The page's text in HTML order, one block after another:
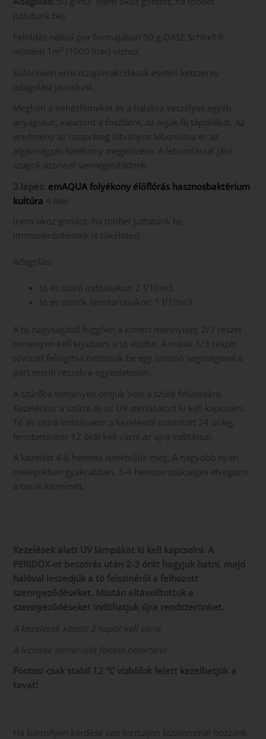
juttatunk be)
Feloldás nélkül por formájában 50 g OASE SchlixX®
minden 1m³ (1000 liter) vízhez.
Különösen erős iszaplerakódások esetén kétszeres
adagolást javaslunk.
Megköti a nehézfémeket és a halakra veszélyes egyéb
anyagokat, valamint a foszfátot, az algák fő táplálékát. Az
eredmény az iszapréteg látványos lebomlása és az
algavirágzás hatékony megelőzése. A lebomlással járó
szagok azonnal semlegesítődnek.
3.lépés: emAQUA folyékony élőflórás hasznosbaktérium
kultúra 4 liter
(nem okoz gondot, ha többet juttatunk be,
immunerősítésnek is tökéletes)
Adagolás:
tó és szűrő indításakor: 2 l/10m3
tó és szűrők fenntartásakor: 1 l/10m3
A tó nagyságától függően a kimért mennyiség 2/3 részét
töményen kell kijuttatni a tó vizébe. A másik 1/3 részét
tóvízzel felhígítva öntözzük be egy locsoló segítségével a
part menti részekre egyenletesen.
A szűrőbe töményen öntjük bele a szűrő felületekre.
Kezeléskor a szűrőt és az UV sterilizátort ki kell kapcsolni.
Tó és szűrő indításakor a kezeléstől számított 24 óráig,
fenntartáskor 12 órát kell várni az újra indítással.
A kezelést 4-6 hetente ismételjük meg. A nagyobb nyári
melegekben gyakrabban, 3-4 hetente szükséges elvégezni
a tavak kezelését.
Kezelések alatt UV lámpákat ki kell kapcsolni. A
PERIDOX-ot beszórás után 2-3 órát hagyjuk hatni, majd
hálóval leszedjük a tó felszínéről a felhozott
szennyeződéseket. Miután eltávolítottuk a
szennyeződéseket indíthatjuk újra rendszerünket.
A kezelések között 2 napot kell várni.
A lépések sorrendjét fontos betartani!
Fontos: csak stabil 12 °C vízhőfok felett kezelhetjük a
tavat!
Ha bármilyen kérdése van forduljon bizalommal hozzánk.